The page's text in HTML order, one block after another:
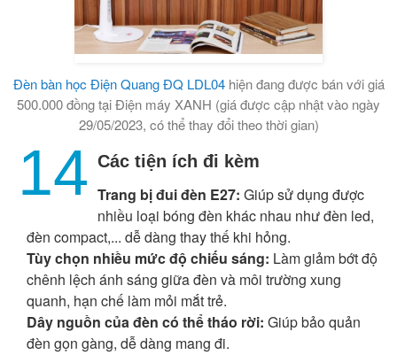
Đèn bàn học Điện Quang ĐQ LDL04hiện đang được bán với giá
500.000 đồng tại Điện máy XANH (giá được cập nhật vào ngày
29/05/2023, có thể thay đổi theo thời gian)
14 Các tiện ích đi kèm
Trang bị đui đèn E27: Giúp sử dụng được
nhiều loại bóng đèn khác nhau như đèn led,
đèn compact,... dễ dàng thay thế khi hỏng.
Tùy chọn nhiều mức độ chiếu sáng: Làm giảm bớt độ
chênh lệch ánh sáng giữa đèn và môi trường xung
quanh, hạn chế làm mỏi mắt trẻ.
Dây nguồn của đèn có thể tháo rời: Giúp bảo quản
đèn gọn gàng, dễ dàng mang đi.